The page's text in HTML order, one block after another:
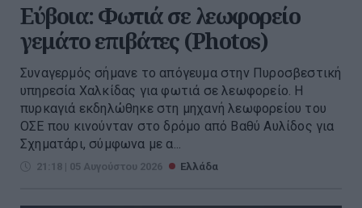
Εύβοια: Φωτιά σε λεωφορείο
γεμάτο επιβάτες (Photos)
Συναγερμός σήμανε το απόγευμα στην Πυροσβεστική
υπηρεσία Χαλκίδας για φωτιά σε λεωφορείο. Η
πυρκαγιά εκδηλώθηκε στη μηχανή λεωφορείου του
ΟΣΕ που κινούνταν στο δρόμο από Βαθύ Αυλίδος για
Σχηματάρι, σύμφωνα με α...
21:18 | 05 Αυγούστου 2026 Ελλάδα